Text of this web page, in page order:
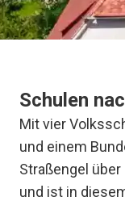
Schulen
Mit vier
und einem
Straßengel
und ist in